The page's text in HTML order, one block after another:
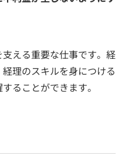
える重要な仕事です。経
理のスキルを身につける
ることができます。